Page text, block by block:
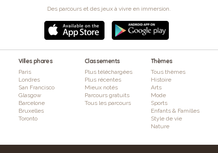
Des parcours et des jeux à vivre en immersion.
Villes phares
Paris
Londres
San Francisco
Glasgow
Barcelone
Bruxelles
Toronto
Classements
Plus téléchargées
Plus récentes
Mieux notés
Parcours gratuits
Tous les parcours
Thèmes
Tous thèmes
Histoire
Arts
Mode
Sports
Enfants & Familles
Style de vie
Nature